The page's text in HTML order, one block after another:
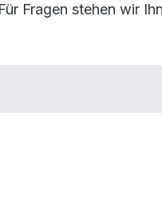
Fragen stehen wir